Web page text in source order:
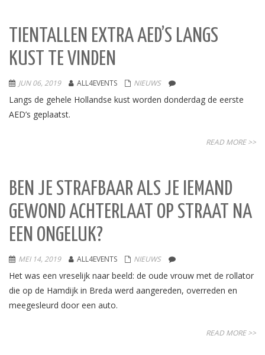
TIENTALLEN EXTRA AED’S LANGS
KUST TE VINDEN
JUN 06, 2019 ALL4EVENTS NIEUWS
Langs de gehele Hollandse kust worden donderdag de eerste
AED’s geplaatst.
READ MORE >>
BEN JE STRAFBAAR ALS JE IEMAND
GEWOND ACHTERLAAT OP STRAAT NA
EEN ONGELUK?
MEI 14, 2019 ALL4EVENTS NIEUWS
Het was een vreselijk naar beeld: de oude vrouw met de rollator
die op de Hamdijk in Breda werd aangereden, overreden en
meegesleurd door een auto.
READ MORE >>